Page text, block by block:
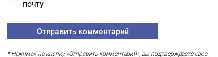
почту
* Нажимая на кнопку «Отправить комментарий», вы подтверждаете свое